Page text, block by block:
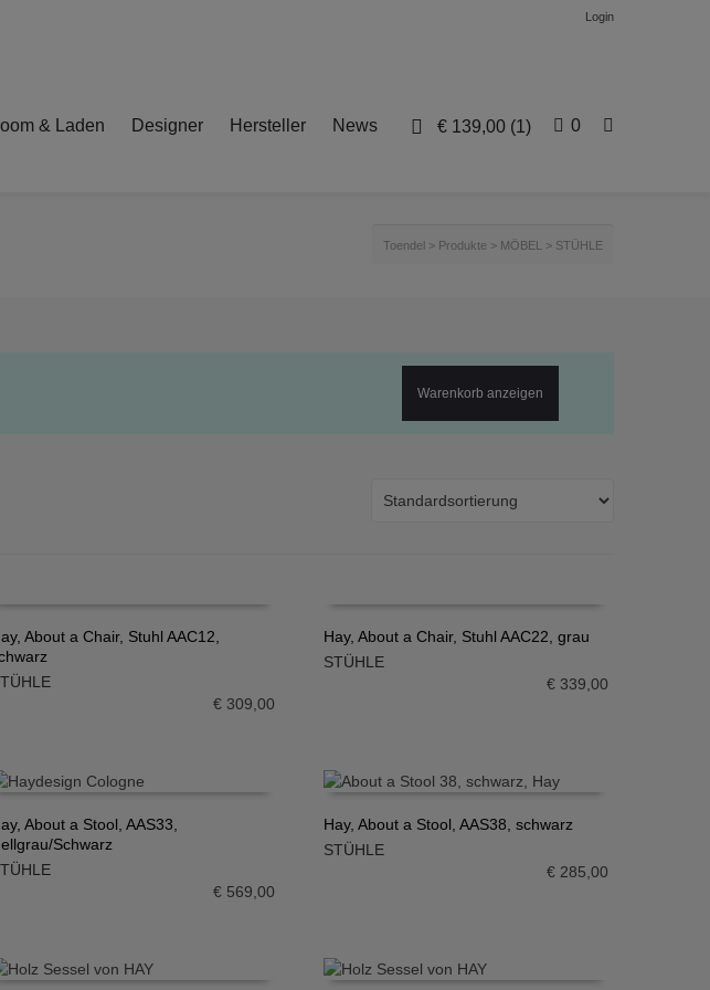
Login
€ 139,00 (1) 0
& Laden Designer Hersteller News
Toendel > Produkte > MÖBEL > STÜHLE
Warenkorb anzeigen
IN DEN WARENKORB
About a Chair, Stuhl AAC12,
€309,00
IN DEN WARENKORB
Hay, About a Chair, Stuhl AAC22, grau
STÜHLE
€ 339,00
IN DEN WARENKORB
About a Stool, AAS33,
Schwarz
€569,00
IN DEN WARENKORB
Hay, About a Stool, AAS38, schwarz
STÜHLE
€ 285,00